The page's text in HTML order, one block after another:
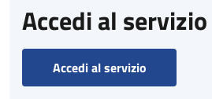
Accedi al servizio
Accedi al servizio